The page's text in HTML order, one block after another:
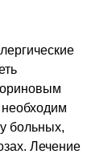
больных,
Лечение